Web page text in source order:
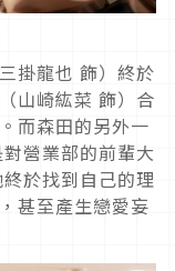
掛龍也 飾）終於
山崎紘菜 飾）合
而森田的另外一
營業部的前輩大
於找到自己的理
甚至產生戀愛妄